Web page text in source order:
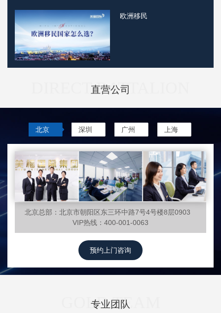
欧洲移民
DIRECT BATTALION
直营公司
北京 深圳 广州 上海
北京总部：北京市朝阳区东三环中路7号4号楼8层0903
VIP热线：400-001-0063
预约上门咨询
GOLD TEAM
专业团队